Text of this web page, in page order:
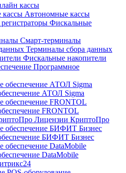
кассы
Автономные кассы
Фискальные
Смарт-терминалы
Терминалы сбора данных
Фискальные накопители
Программное
АТОЛ Sigma
FRONTOL
Лицензии КриптоПро
БИФИТ Бизнес
DataMobile